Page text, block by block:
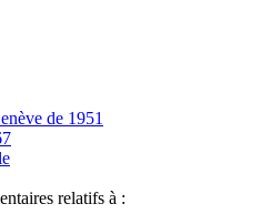
de 1951
relatifs à :